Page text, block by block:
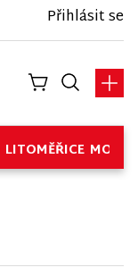
Přihlásit se
LITOMĚŘICE